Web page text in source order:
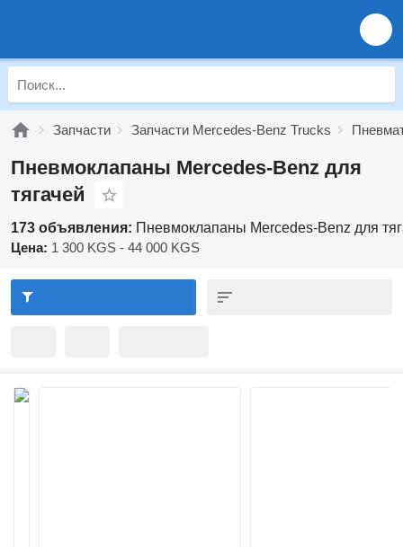
Запчасти Запчасти Mercedes-Benz Trucks
Пневмоклапаны Mercedes-Benz для
тягачей
173 объявления: Пневмоклапаны Mercedes-Benz для
Цена: 1 300 KGS - 44 000 KGS